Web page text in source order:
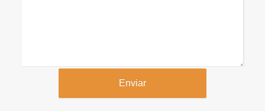
Enviar